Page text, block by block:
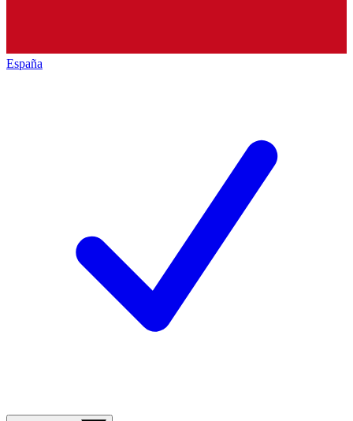
España